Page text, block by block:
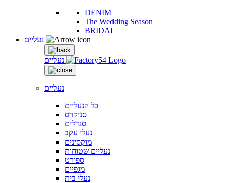
DENIM
The Wedding Season
BRIDAL
נעליים
נעליים
כל הנעליים
סניקרס
סנדלים
נעלי עקב
מוקסינים
נעליים שטוחות
ספורט
מגפיים
נעלי בית